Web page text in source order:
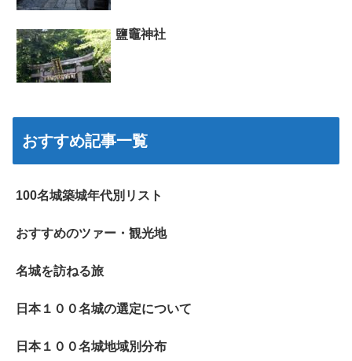
鹽竈神社
おすすめ記事一覧
100名城築城年代別リスト
おすすめのツァー・観光地
名城を訪ねる旅
日本１００名城の選定について
日本１００名城地域別分布